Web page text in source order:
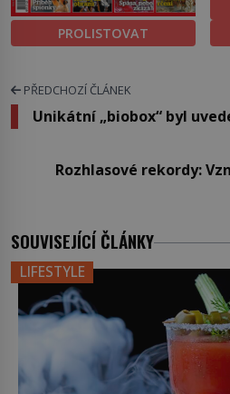
PROLISTOVAT
PŘEDCHOZÍ ČLÁNEK
Unikátní „biobox“ byl
Rozhlasové rekordy:
SOUVISEJÍCÍ ČLÁNKY
LIFESTYLE